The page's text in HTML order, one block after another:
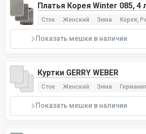
Платья Корея Winter 085, 4
Сток Женский Зима Корея,
Показать мешки в наличии
Куртки GERRY WEBER
Сток Женский Зима
Показать мешки в наличии